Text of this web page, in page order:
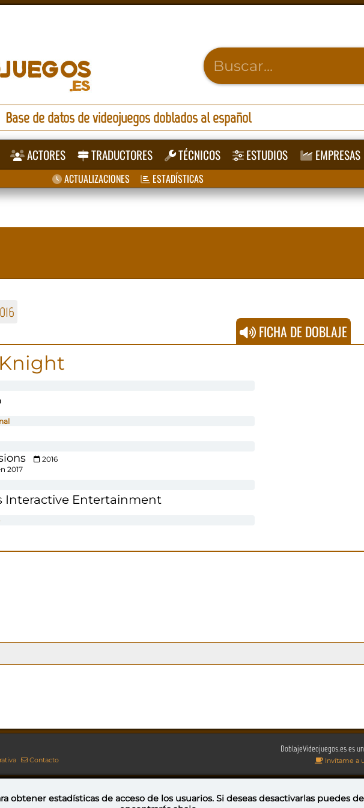
Base de datos de videojuegos doblados al español
ACTORES TRADUCTORES TÉCNICOS ESTUDIOS EMPRESAS
ACTUALIZACIONES ESTADÍSTICAS
FICHA DE DOBLAJE
2016
2017
Interactive Entertainment
DoblajeVideojuegos.es es
Invítame a
Contacto
obtener estadísticas de acceso de los usuarios. Si deseas desactivarlas puedes